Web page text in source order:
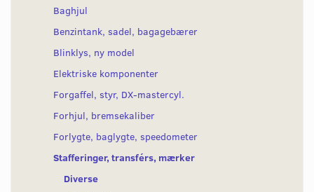
Baghjul
Benzintank, sadel, bagagebærer
Blinklys, ny model
Elektriske komponenter
Forgaffel, styr, DX-mastercyl.
Forhjul, bremsekaliber
Forlygte, baglygte, speedometer
Stafferinger, transférs, mærker
Diverse